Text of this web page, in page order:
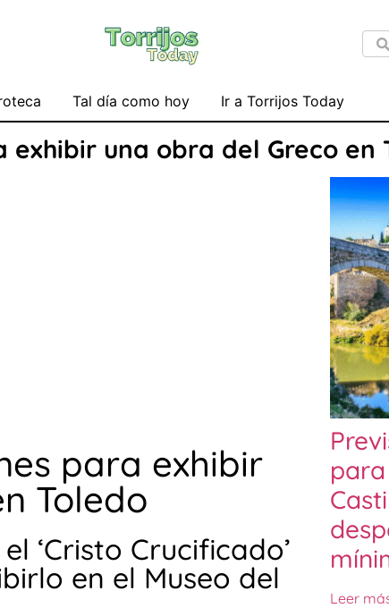
Tal día como hoy Ir a Torrijos Today
exhibir una obra del Greco en
para exhibir
Toledo
‘Cristo Crucificado’
en el Museo del
Leer